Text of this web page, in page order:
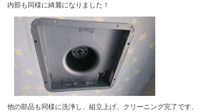
内部も同様に綺麗になりました！
他の部品も同様に洗浄し、組立上げ、クリーニング完了です。